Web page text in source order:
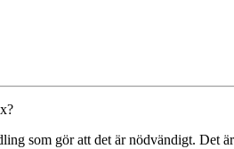
som gör att det är nödvändigt. Det